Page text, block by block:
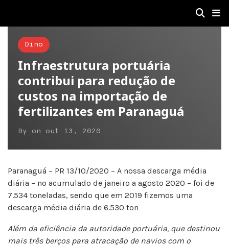
Dino
Infraestrutura portuária
contribui para redução de
custos na importação de
fertilizantes em Paranaguá
By on out 13, 2020
Paranaguá – PR 13/10/2020 – A nossa descarga média
diária – no acumulado de janeiro a agosto 2020 – foi de
7.534 toneladas, sendo que em 2019 fizemos uma
descarga média diária de 6.530 ton
Além da eficiência da autoridade portuária, que destinou
mais três berços para atracação de navios com o